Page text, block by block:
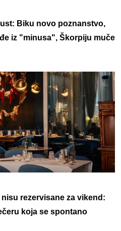
Biku novo poznanstvo,
iz "minusa", Škorpiju muče
rezervisane za vikend:
koja se spontano